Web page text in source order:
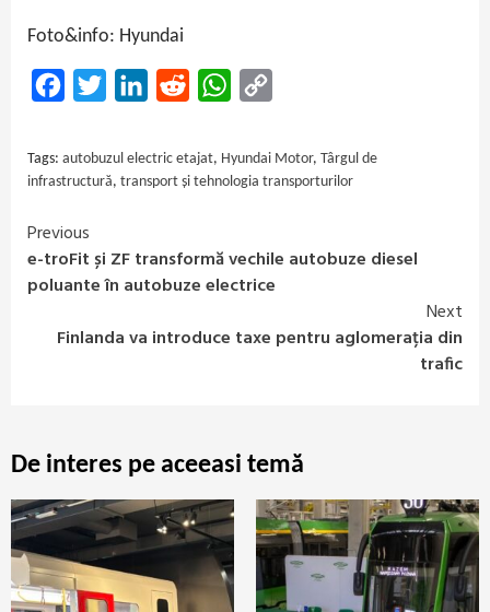
Foto&info: Hyundai
FacebookTwitter LinkedInReddit WhatsApp
Tags: autobuzul electric etajat, Hyundai Motor, Târgul de
infrastructură, transport și tehnologia transporturilor
Continue
Reading
Previous
e-troFit și ZF transformă vechile autobuze diesel
poluante în autobuze electrice
Next
Finlanda va introduce taxe pentru aglomerația din
trafic
De interes pe aceeasi temă